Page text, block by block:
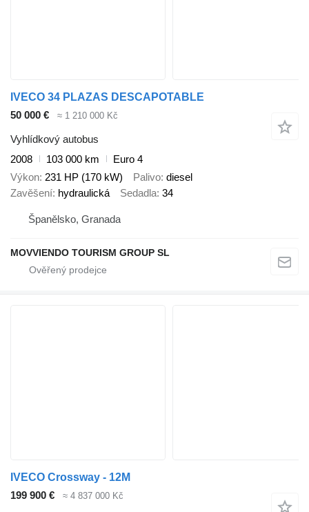
IVECO 34 PLAZAS DESCAPOTABLE
50 000 €
≈ 1 210 000 Kč
Vyhlídkový autobus
2008
103 000 km
Euro 4
Výkon 231 HP (170 kW) Palivo diesel
Zavěšení hydraulická Sedadla 34
Španělsko, Granada
MOVVIENDO TOURISM GROUP SL
IVECO Crossway - 12M
199 900 €
≈ 4 837 000 Kč